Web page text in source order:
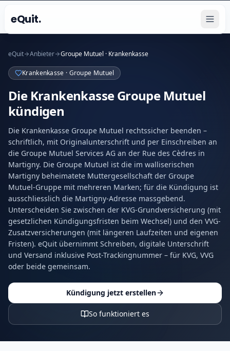
eQuit.
eQuit Anbieter Groupe Mutuel · Krankenkasse
Krankenkasse · Groupe Mutuel
Die Krankenkasse Groupe Mutuel
kündigen
Die Krankenkasse Groupe Mutuel rechtssicher beenden –
schriftlich, mit Originalunterschrift und per Einschreiben an
die Groupe Mutuel Services AG an der Rue des Cèdres in
Martigny. Die Groupe Mutuel ist die im walliserischen
Martigny beheimatete Muttergesellschaft der Groupe
Mutuel-Gruppe mit mehreren Marken; für die Kündigung ist
ausschliesslich die Martigny-Adresse massgebend.
Unterscheiden Sie zwischen der KVG-Grundversicherung (mit
gesetzlichen Kündigungsfristen beim Wechsel) und den VVG-
Zusatzversicherungen (mit längeren Laufzeiten und eigenen
Fristen). eQuit übernimmt Schreiben, digitale Unterschrift
und Versand inklusive Post-Trackingnummer – für KVG, VVG
oder beide gemeinsam.
Kündigung jetzt erstellen
So funktioniert es